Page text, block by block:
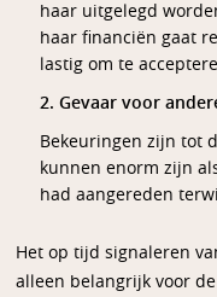
haar uitgelegd
haar financiën gaat
lastig om te
2. Gevaar voor
Bekeuringen zijn tot
kunnen enorm zijn
had aangereden
Het op tijd signaleren
alleen belangrijk voor